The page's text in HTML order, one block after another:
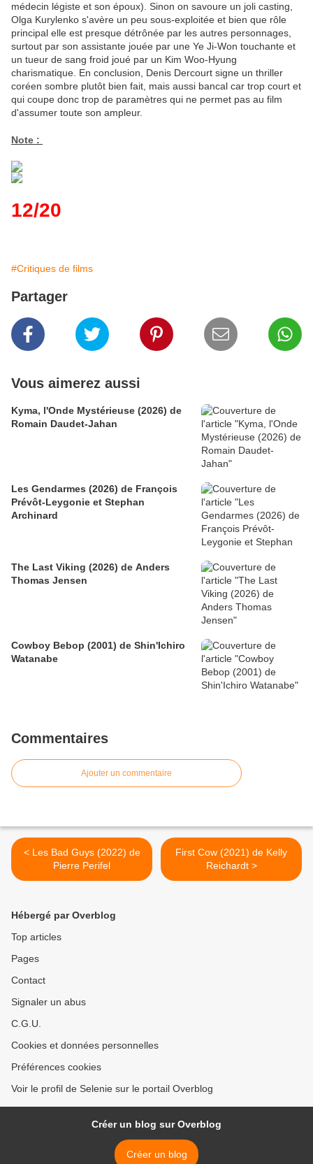
médecin légiste et son époux). Sinon on savoure un joli casting,
Olga Kurylenko s'avère un peu sous-exploitée et bien que rôle
principal elle est presque détrônée par les autres personnages,
surtout par son assistante jouée par une Ye Ji-Won touchante et
un tueur de sang froid joué par un Kim Woo-Hyung
charismatique. En conclusion, Denis Dercourt signe un thriller
coréen sombre plutôt bien fait, mais aussi bancal car trop court et
qui coupe donc trop de paramètres qui ne permet pas au film
d'assumer toute son ampleur.
Note :
12/20
#Critiques de films
Partager
Vous aimerez aussi
Kyma, l'Onde Mystérieuse (2026) de
Romain Daudet-Jahan
Les Gendarmes (2026) de François
Prévôt-Leygonie et Stephan
Archinard
The Last Viking (2026) de Anders
Thomas Jensen
Cowboy Bebop (2001) de Shin'Ichiro
Watanabe
Commentaires
Ajouter un commentaire
< Les Bad Guys (2022) de
Pierre Perifel
First Cow (2021) de Kelly
Reichardt >
Hébergé par Overblog
Top articles
Pages
Contact
Signaler un abus
C.G.U.
Cookies et données personnelles
Préférences cookies
Voir le profil de Selenie sur le portail Overblog
Créer un blog sur Overblog
Créer un blog